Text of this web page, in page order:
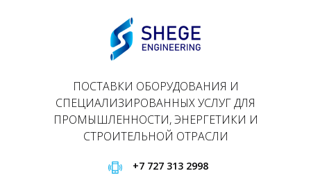
ПОСТАВКИ ОБОРУДОВАНИЯ И
СПЕЦИАЛИЗИРОВАННЫХ УСЛУГ ДЛЯ
ПРОМЫШЛЕННОСТИ, ЭНЕРГЕТИКИ И
СТРОИТЕЛЬНОЙ ОТРАСЛИ
+7 727 313 2998